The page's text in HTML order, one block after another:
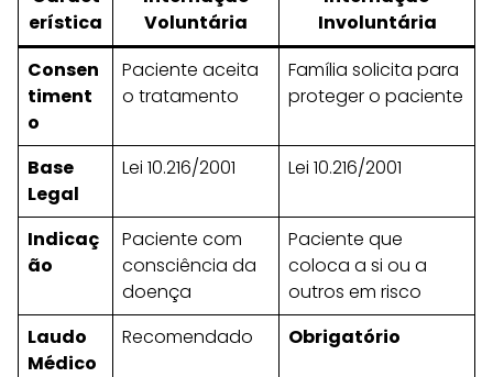
erística
Voluntária
Involuntária
Consen
timent
o
Paciente aceita
o tratamento
Família solicita para
proteger o paciente
Base
Legal
Lei 10.216/2001 Lei 10.216/2001
Indicaç
ão
Paciente com
consciência da
doença
Paciente que
coloca a si ou a
outros em risco
Laudo
Médico
Recomendado Obrigatório